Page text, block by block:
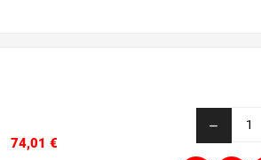
74,01 €Prezzo
remove